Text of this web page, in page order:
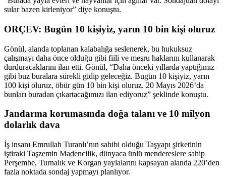
sular bazen kirleniyor” diye konuştu.
ORÇEV: Bugün 10 kişiyiz, yarın 10 bin kişi oluruz
Gönül, alanda toplanan kalabalığa seslenerek, bu hukuksuz
çalışmayı daha önce olduğu gibi fiili ve meşru haklarını kullanarak
durduracaklarını ilan etti. Gönül, “Daha önceki yıllarda yaptığımız
gibi buz buralara sürekli gidip geleceğiz. Bugün 10 kişiyiz, yarın
100 kişi oluruz, öbür gün 10 bin kişi oluruz. 20 Mayıs 2026’da
bunları buradan çıkartacağımızı ilan ediyoruz” şeklinde konuştu.
Jandarma korumasında doğa talanı ve 10 milyon
dolarlık dava
İş insanı Emrullah Turanlı’nın sahibi olduğu Taşyapı şirketinin
iştiraki Taşzemin Madencilik, dünyaca ünlü mendereslere sahip
Perşembe, Turnalık ve Korgan yaylalarını kapsayan alanda 220’den
fazla noktada sondaj yapmayı planlıyor.